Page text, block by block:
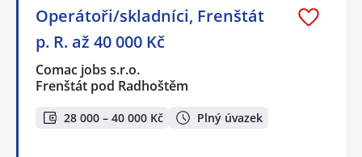
Operátoři/skladníci, Frenštát
p. R. až 40 000 Kč
Comac jobs s.r.o.
Frenštát pod Radhoštěm
28 000 – 40 000 Kč Plný úvazek